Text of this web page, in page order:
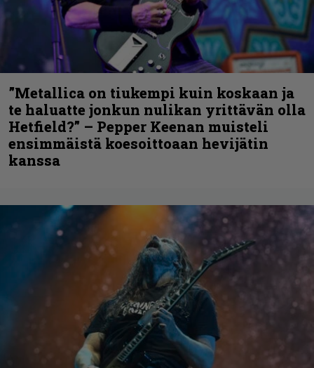
”Metallica on tiukempi kuin koskaan ja
te haluatte jonkun nulikan yrittävän olla
Hetfield?” – Pepper Keenan muisteli
ensimmäistä koesoittoaan hevijätin
kanssa